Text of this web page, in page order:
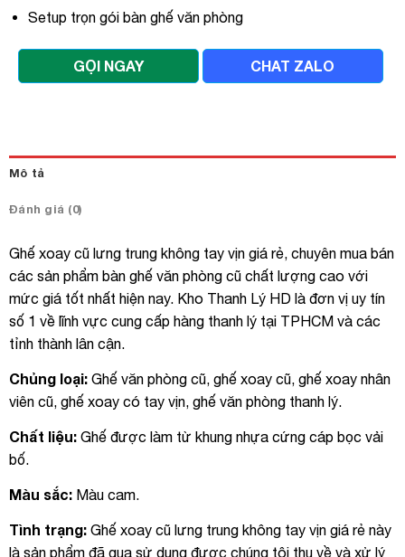
Setup trọn gói bàn ghế văn phòng
GỌI NGAY CHAT ZALO
Mô tả
Đánh giá (0)
Ghế xoay cũ lưng trung không tay vịn giá rẻ, chuyên mua bán
các sản phẩm bàn ghế văn phòng cũ chất lượng cao với
mức giá tốt nhất hiện nay. Kho Thanh Lý HD là đơn vị uy tín
số 1 về lĩnh vực cung cấp hàng thanh lý tại TPHCM và các
tỉnh thành lân cận.
Chủng loại: Ghế văn phòng cũ, ghế xoay cũ, ghế xoay nhân
viên cũ, ghế xoay có tay vịn, ghế văn phòng thanh lý.
Chất liệu: Ghế được làm từ khung nhựa cứng cáp bọc vải
bố.
Màu sắc: Màu cam.
Tình trạng: Ghế xoay cũ lưng trung không tay vịn giá rẻ này
là sản phẩm đã qua sử dụng được chúng tôi thu về và xử lý